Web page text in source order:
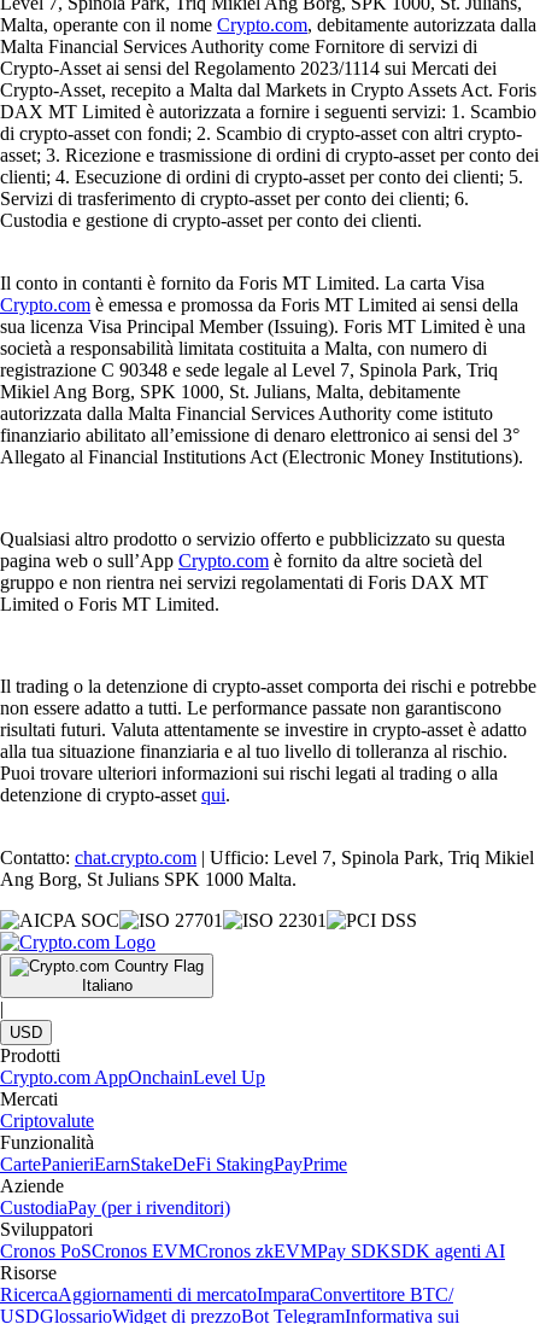
Malta, operante con il nome Crypto.com, debitamente autorizzata dalla
Malta Financial Services Authority come Fornitore di servizi di
Crypto-Asset ai sensi del Regolamento 2023/1114 sui Mercati dei
Crypto-Asset, recepito a Malta dal Markets in Crypto Assets Act. Foris
DAX MT Limited è autorizzata a fornire i seguenti servizi: 1. Scambio
di crypto-asset con fondi; 2. Scambio di crypto-asset con altri crypto-
asset; 3. Ricezione e trasmissione di ordini di crypto-asset per conto dei
clienti; 4. Esecuzione di ordini di crypto-asset per conto dei clienti; 5.
Servizi di trasferimento di crypto-asset per conto dei clienti; 6.
Custodia e gestione di crypto-asset per conto dei clienti.
Il conto in contanti è fornito da Foris MT Limited. La carta Visa
Crypto.com è emessa e promossa da Foris MT Limited ai sensi della
sua licenza Visa Principal Member (Issuing). Foris MT Limited è una
società a responsabilità limitata costituita a Malta, con numero di
registrazione C 90348 e sede legale al Level 7, Spinola Park, Triq
Mikiel Ang Borg, SPK 1000, St. Julians, Malta, debitamente
autorizzata dalla Malta Financial Services Authority come istituto
finanziario abilitato all’emissione di denaro elettronico ai sensi del 3°
Allegato al Financial Institutions Act (Electronic Money Institutions).
Qualsiasi altro prodotto o servizio offerto e pubblicizzato su questa
pagina web o sull’App Crypto.com è fornito da altre società del
gruppo e non rientra nei servizi regolamentati di Foris DAX MT
Limited o Foris MT Limited.
Il trading o la detenzione di crypto-asset comporta dei rischi e potrebbe
non essere adatto a tutti. Le performance passate non garantiscono
risultati futuri. Valuta attentamente se investire in crypto-asset è adatto
alla tua situazione finanziaria e al tuo livello di tolleranza al rischio.
Puoi trovare ulteriori informazioni sui rischi legati al trading o alla
detenzione di crypto-asset qui.
Contatto: chat.crypto.com | Ufficio: Level 7, Spinola Park, Triq Mikiel
Ang Borg, St Julians SPK 1000 Malta.
Italiano
|
USD
Prodotti
Crypto.com AppOnchainLevel Up
Mercati
Criptovalute
Funzionalità
CartePanieriEarnStakeDeFi StakingPayPrime
Aziende
CustodiaPay (per i rivenditori)
Sviluppatori
Cronos PoSCronos EVMCronos zkEVMPay SDKSDK agenti AI
Risorse
RicercaAggiornamenti di mercatoImparaConvertitore BTC/
USDGlossarioWidget di prezzoBot TelegramInformativa sui